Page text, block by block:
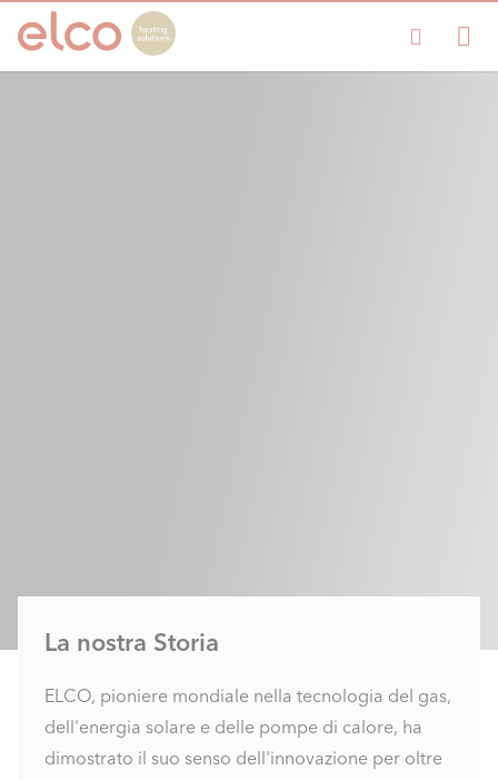
La nostra Storia
ELCO, pioniere mondiale nella tecnologia del gas,
dell'energia solare e delle pompe di calore, ha
dimostrato il suo senso dell'innovazione per oltre